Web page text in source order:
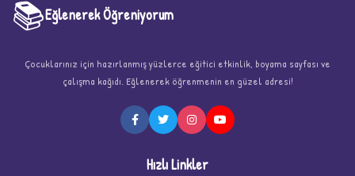
★
📚Eğlenerek Öğreniyorum
Çocuklarınız için hazırlanmış yüzlerce eğitici etkinlik, boyama sayfası ve
çalışma kağıdı. Eğlenerek öğrenmenin en güzel adresi!
Hızlı Linkler